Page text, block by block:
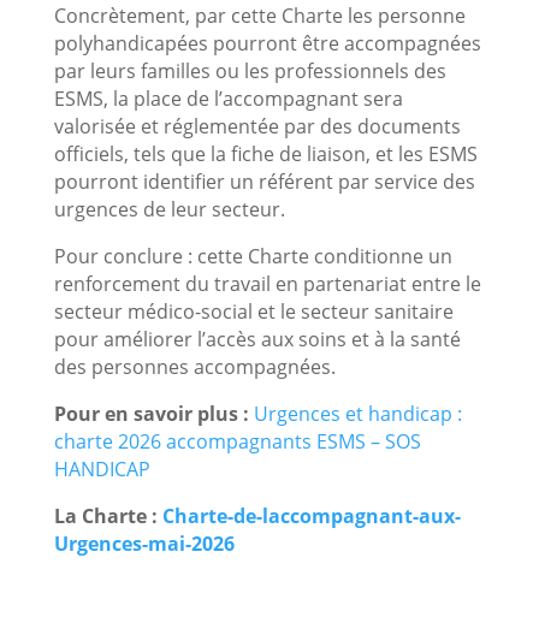
Concrètement, par cette Charte les personne
polyhandicapées pourront être accompagnées
par leurs familles ou les professionnels des
ESMS, la place de l’accompagnant sera
valorisée et réglementée par des documents
officiels, tels que la fiche de liaison, et les ESMS
pourront identifier un référent par service des
urgences de leur secteur.
Pour conclure : cette Charte conditionne un
renforcement du travail en partenariat entre le
secteur médico-social et le secteur sanitaire
pour améliorer l’accès aux soins et à la santé
des personnes accompagnées.
Pour en savoir plus : Urgences et handicap :
charte 2026 accompagnants ESMS – SOS
HANDICAP
La Charte : Charte-de-laccompagnant-aux-
Urgences-mai-2026